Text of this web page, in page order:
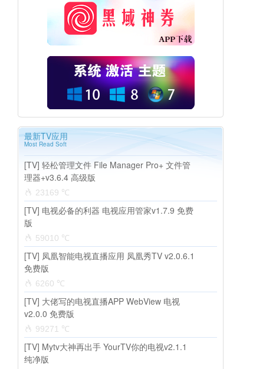
最新TV应用
Most Read Soft
[TV] 轻松管理文件 File Manager Pro+ 文件管
理器+v3.6.4 高级版
23169 ℃
[TV] 电视必备的利器 电视应用管家v1.7.9 免费
版
59010 ℃
[TV] 凤凰智能电视直播应用 凤凰秀TV v2.0.6.1
免费版
6260 ℃
[TV] 大佬写的电视直播APP WebView 电视
v2.0.0 免费版
99271 ℃
[TV] Mytv大神再出手 YourTV你的电视v2.1.1
纯净版